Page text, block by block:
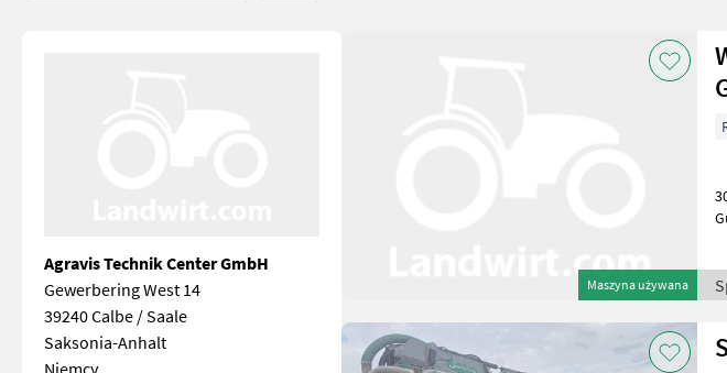
Agravis Technik Center GmbH
Gewerbering West 14
39240 Calbe / Saale
Saksonia-Anhalt
Niemcy
Maszyna używana